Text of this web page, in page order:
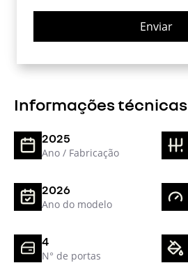
Enviar
Informações técnicas
2025
Ano / Fabricação
4
N° de portas
2026
Ano do modelo